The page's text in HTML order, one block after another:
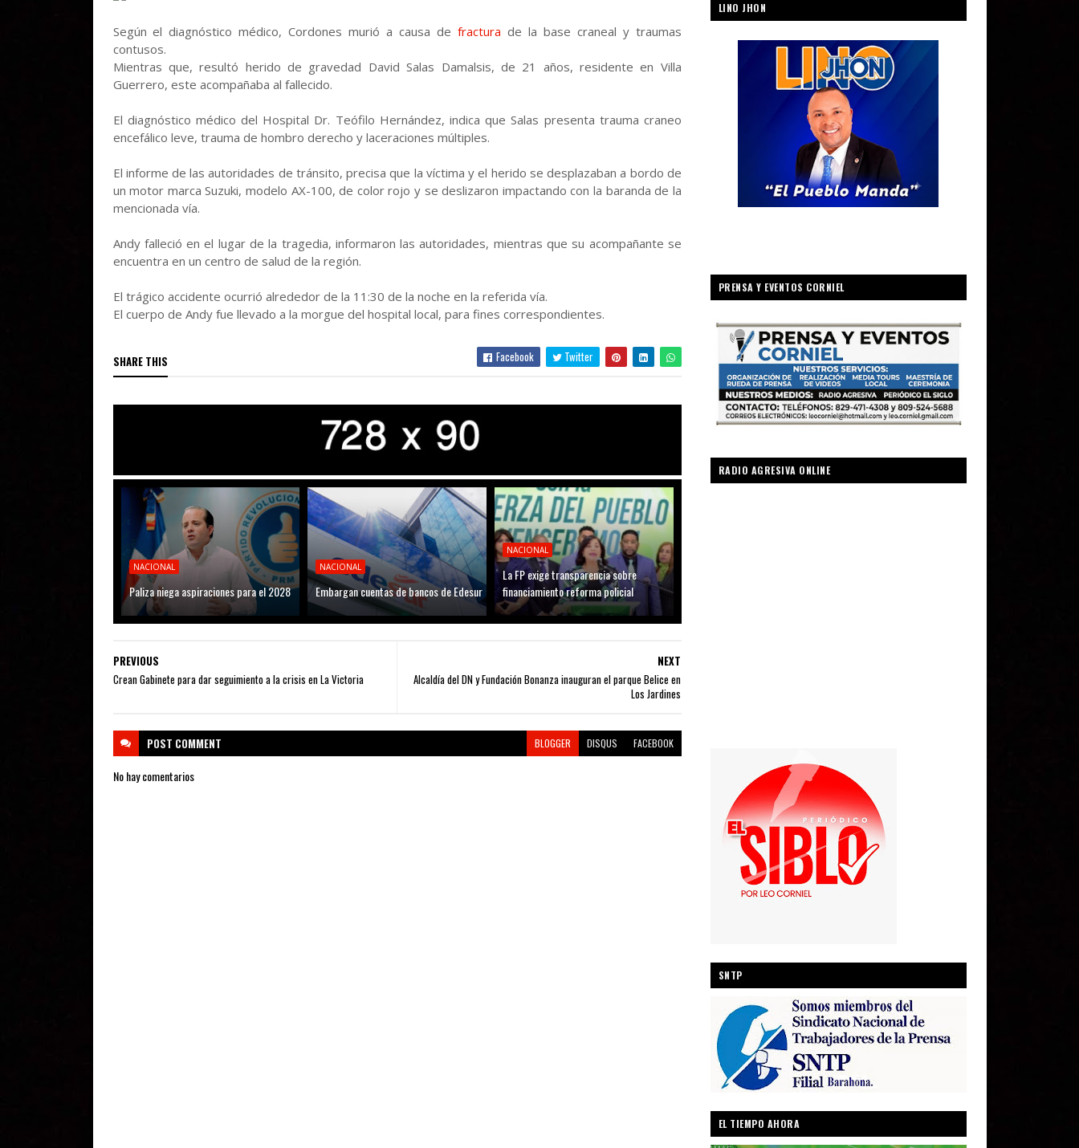
Según el diagnóstico médico, Cordones murió a causa defractura de la base craneal y traumas
contusos.
Mientras que, resultó herido de gravedad David Salas Damalsis, de 21 años, residente en Villa
Guerrero, este acompañaba al fallecido.
El diagnóstico médico del Hospital Dr. Teófilo Hernández, indica que Salas presenta trauma craneo
encefálico leve, trauma de hombro derecho y laceraciones múltiples.
El informe de las autoridades de tránsito, precisa que la víctima y el herido se desplazaban a bordo de
un motor marca Suzuki, modelo AX-100, de color rojo y se deslizaron impactando con la baranda de la
mencionada vía.
Andy falleció en el lugar de la tragedia, informaron las autoridades, mientras que su acompañante se
encuentra en un centro de salud de la región.
El trágico accidente ocurrió alrededor de la 11:30 de la noche en la referida vía.
El cuerpo de Andy fue llevado a la morgue del hospital local, para fines correspondientes.
SHARE THIS Facebook Twitter
NACIONAL
Paliza niega aspiraciones para el 2028
NACIONAL
Embargan cuentas de bancos de Edesur
NACIONAL
La FP exige transparencia sobre
financiamiento reforma policial
NEXT
Alcaldía del DN y Fundación Bonanza inauguran el parque Belice en
Los Jardines
PREVIOUS
Crean Gabinete para dar seguimiento a la crisis en La Victoria
POST COMMENT BLOGGER DISQUS FACEBOOK
No hay comentarios
LINO JHON
PRENSA Y EVENTOS CORNIEL
RADIO AGRESIVA ONLINE
SNTP
EL TIEMPO AHORA